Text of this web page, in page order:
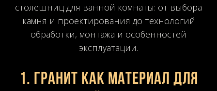
столешниц для ванной комнаты: от выбора
камня и проектирования до технологий
обработки, монтажа и особенностей
эксплуатации.
1. Гранит как материал для